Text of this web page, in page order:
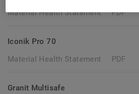
Material Health Statement
PDF
Iconik Pro 70
Material Health Statement
PDF
Granit Multisafe